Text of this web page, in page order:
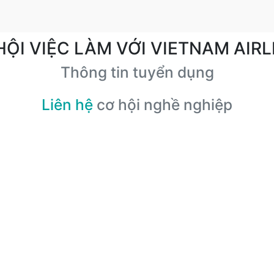
VIỆC LÀM VỚI VIETNAM
Thông tin tuyển dụng
Liên hệ cơ hội nghề nghiệp